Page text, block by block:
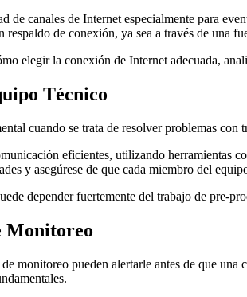
de canales de Internet especialmente para
respaldo de conexión, ya sea a través de una
elegir la conexión de Internet adecuada,
Técnico
cuando se trata de resolver problemas
eficientes, utilizando herramientas
y asegúrese de que cada miembro del
depender fuertemente del trabajo de pre-
Monitoreo
monitoreo pueden alertarle antes de que